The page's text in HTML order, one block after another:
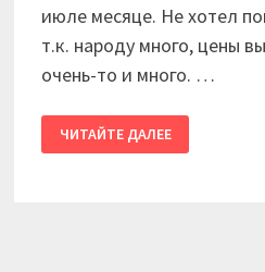
июле месяце. Не хотел
т.к. народу много, цены
очень-то и много. …
ПОДГОТОВКА
К
ПОЕЗДКЕ
ЧИТАЙТЕ ДАЛЕЕ